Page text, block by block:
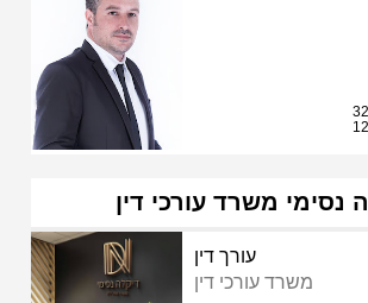
נסימי משרד עורכי דין
עורך דין
משרד עורכי דין